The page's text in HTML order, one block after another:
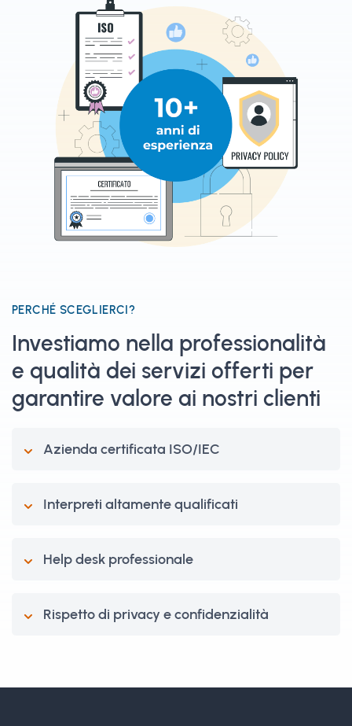
PERCHÉ SCEGLIERCI?
Investiamo nella professionalità
e qualità dei servizi offerti per
garantire valore ai nostri clienti
Azienda certificata ISO/IEC
Interpreti altamente qualificati
Help desk professionale
Rispetto di privacy e confidenzialità